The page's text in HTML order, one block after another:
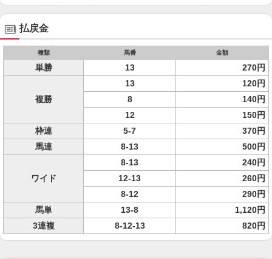
払戻金
種類 馬番 金額
単勝 13 270円
複勝
13
120円
8
140円
12
150円
枠連
5-7
370円
馬連
8-13 500円
ワイド
8-13
240円
12-13
260円
8-12
290円
馬単
13-8
1,120円
3連複
8-12-13 820円